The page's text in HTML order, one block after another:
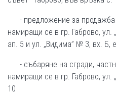
- предложение за
намиращи се в гр. Габрово,
ап. 5 и ул. „Видима” № 3, вх. Б,
- събаряне на сгради,
намиращи се в гр. Габрово, ул.
10